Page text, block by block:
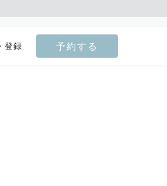
登録 予約する